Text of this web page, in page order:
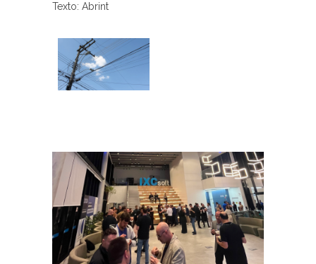
Texto: Abrint